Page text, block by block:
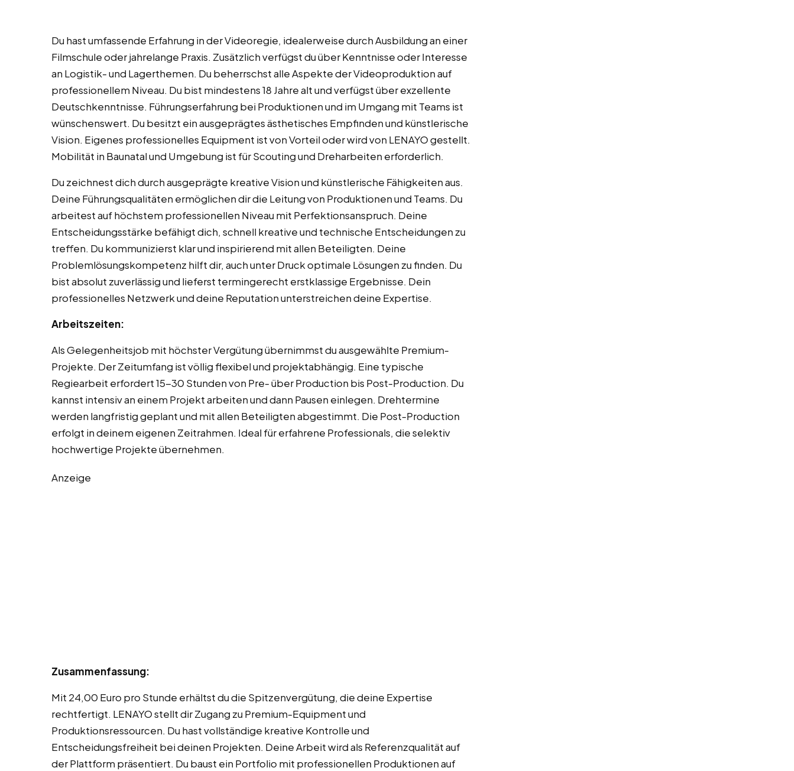
Du hast umfassende Erfahrung in der Videoregie, idealerweise durch Ausbildung an einer
Filmschule oder jahrelange Praxis. Zusätzlich verfügst du über Kenntnisse oder Interesse
an Logistik- und Lagerthemen. Du beherrschst alle Aspekte der Videoproduktion auf
professionellem Niveau. Du bist mindestens 18 Jahre alt und verfügst über exzellente
Deutschkenntnisse. Führungserfahrung bei Produktionen und im Umgang mit Teams ist
wünschenswert. Du besitzt ein ausgeprägtes ästhetisches Empfinden und künstlerische
Vision. Eigenes professionelles Equipment ist von Vorteil oder wird von LENAYO gestellt.
Mobilität in Baunatal und Umgebung ist für Scouting und Dreharbeiten erforderlich.
Du zeichnest dich durch ausgeprägte kreative Vision und künstlerische Fähigkeiten aus.
Deine Führungsqualitäten ermöglichen dir die Leitung von Produktionen und Teams. Du
arbeitest auf höchstem professionellen Niveau mit Perfektionsanspruch. Deine
Entscheidungsstärke befähigt dich, schnell kreative und technische Entscheidungen zu
treffen. Du kommunizierst klar und inspirierend mit allen Beteiligten. Deine
Problemlösungskompetenz hilft dir, auch unter Druck optimale Lösungen zu finden. Du
bist absolut zuverlässig und lieferst termingerecht erstklassige Ergebnisse. Dein
professionelles Netzwerk und deine Reputation unterstreichen deine Expertise.
Arbeitszeiten:
Als Gelegenheitsjob mit höchster Vergütung übernimmst du ausgewählte Premium-
Projekte. Der Zeitumfang ist völlig flexibel und projektabhängig. Eine typische
Regiearbeit erfordert 15-30 Stunden von Pre- über Production bis Post-Production. Du
kannst intensiv an einem Projekt arbeiten und dann Pausen einlegen. Drehtermine
werden langfristig geplant und mit allen Beteiligten abgestimmt. Die Post-Production
erfolgt in deinem eigenen Zeitrahmen. Ideal für erfahrene Professionals, die selektiv
hochwertige Projekte übernehmen.
Anzeige
Zusammenfassung:
Mit 24,00 Euro pro Stunde erhältst du die Spitzenvergütung, die deine Expertise
rechtfertigt. LENAYO stellt dir Zugang zu Premium-Equipment und
Produktionsressourcen. Du hast vollständige kreative Kontrolle und
Entscheidungsfreiheit bei deinen Projekten. Deine Arbeit wird als Referenzqualität auf
der Plattform präsentiert. Du baust ein Portfolio mit professionellen Produktionen auf